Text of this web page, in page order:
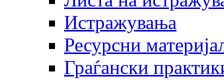
Истражувања
Ресурсни
Граѓански